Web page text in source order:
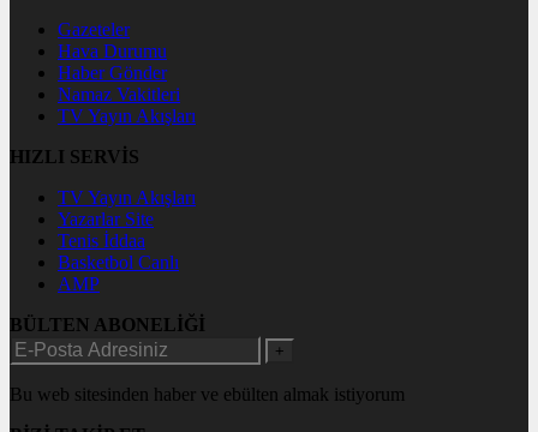
Gazeteler
Hava Durumu
Haber Gönder
Namaz Vakitleri
TV Yayın Akışları
HIZLI SERVİS
TV Yayın Akışları
Yazarlar Site
Tenis İddaa
Basketbol Canlı
AMP
BÜLTEN ABONELİĞİ
+
Bu web sitesinden haber ve ebülten almak istiyorum